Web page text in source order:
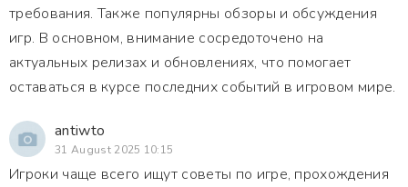
требования. Также популярны обзоры и обсуждения
игр. В основном, внимание сосредоточено на
актуальных релизах и обновлениях, что помогает
оставаться в курсе последних событий в игровом мире.
antiwto
31 August 2025 10:15
Игроки чаще всего ищут советы по игре, прохождения